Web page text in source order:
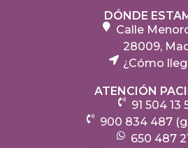
DÓNDE
Calle
28009,
¿Cómo
ATENCIÓN
91 504 13
900 834 487
650 487